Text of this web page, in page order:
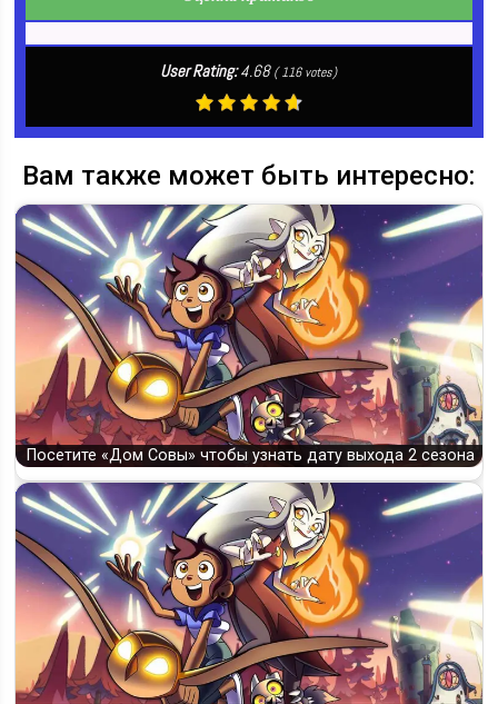
User Rating:4.68 (116votes)
Вам также может быть интересно:
Посетите «Дом Совы» чтобы узнать дату выхода 2 сезона